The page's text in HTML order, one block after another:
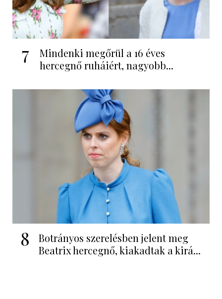
7
Mindenki megőrül a 16 éves
hercegnő ruháiért, nagyobb...
8
Botrányos szerelésben jelent meg
Beatrix hercegnő, kiakadtak a kirá...